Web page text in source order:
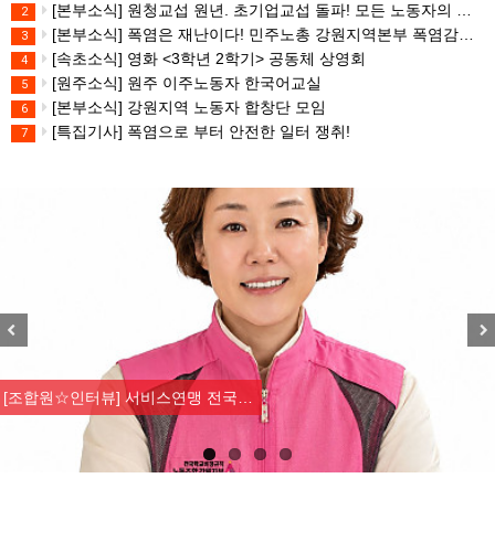
2 [본부소식] 원청교섭 원년. 초기업교섭 돌파! 모든 노동자의 노동기본권 쟁취! 민주노총 7.15 총파업대회
3 [본부소식] 폭염은 재난이다! 민주노총 강원지역본부 폭염감시단 선포 기자회견
4 [속초소식] 영화 <3학년 2학기> 공동체 상영회
5 [원주소식] 원주 이주노동자 한국어교실
6 [본부소식] 강원지역 노동자 합창단 모임
7 [특집기사] 폭염으로 부터 안전한 일터 쟁취!
[조합원☆인터뷰] 서비스연맹 전국…